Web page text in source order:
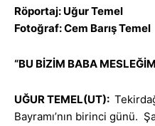
Röportaj: Uğur Temel
Fotoğraf: Cem Barış Temel
“BU BİZİM BABA
UĞUR TEMEL(UT):
Bayramı’nın birinci günü.